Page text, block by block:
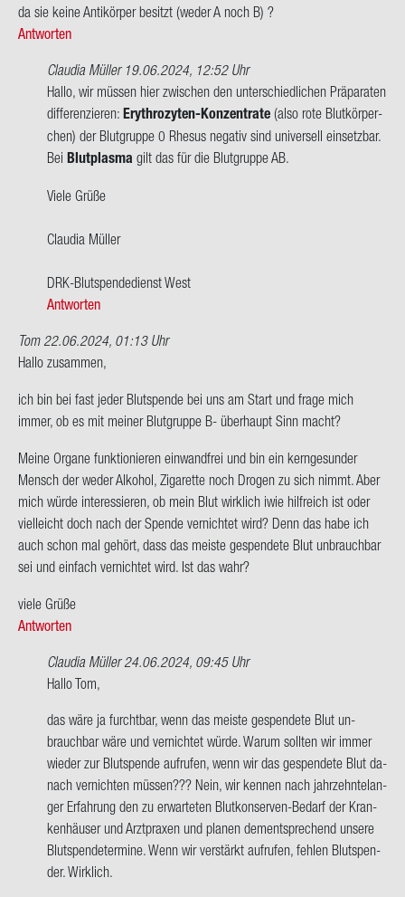
da sie keine An­ti­kör­per be­sitzt (weder A noch B) ?
Antworten
Claudia Müller19.06.2024, 12:52 Uhr
Ant­
wort
auf
Hallo,
dach­
immer
von
W.
Hallo, wir müs­sen hier zwi­schen den un­ter­schied­li­chen Prä­pa­ra­ten
dif­fe­ren­zie­ren: Erythrozyten-​Konzentrate (also rote Blut­kör­per­
chen) der Blut­grup­pe 0 Rhe­sus ne­ga­tiv sind uni­ver­sell ein­setz­bar.
Bei Blut­plas­ma gilt das für die Blut­grup­pe AB.
Viele Grüße
Clau­dia Mül­ler
DRK-​Blutspendedienst West
Antworten
Tom22.06.2024, 01:13 Uhr
Hallo zu­sam­men,
ich bin bei fast jeder Blut­spen­de bei uns am Start und frage mich
immer, ob es mit mei­ner Blut­grup­pe B- über­haupt Sinn macht?
Meine Or­ga­ne funk­tio­nie­ren ein­wand­frei und bin ein kern­ge­sun­der
Mensch der weder Al­ko­hol, Zi­ga­ret­te noch Dro­gen zu sich nimmt. Aber
mich würde in­ter­es­sie­ren, ob mein Blut wirk­lich iwie hilf­reich ist oder
viel­leicht doch nach der Spen­de ver­nich­tet wird? Denn das habe ich
auch schon mal ge­hört, dass das meis­te ge­spen­de­te Blut un­brauch­bar
sei und ein­fach ver­nich­tet wird. Ist das wahr?
viele Grüße
Antworten
Claudia Müller24.06.2024, 09:45 Uhr
Ant­
auf
Hallo
zu­
sam­
men,
ich
bin
bei…
Hallo Tom,
das wäre ja furcht­bar, wenn das meis­te ge­spen­de­te Blut un­
brauch­bar wäre und ver­nich­tet würde. Warum soll­ten wir immer
wie­der zur Blut­spen­de auf­ru­fen, wenn wir das ge­spen­de­te Blut da­
nach ver­nich­ten müs­sen??? Nein, wir ken­nen nach jahr­zehn­te­lan­
ger Er­fah­rung den zu er­war­te­ten Blutkonserven-​Bedarf der Kran­
ken­häu­ser und Arzt­pra­xen und pla­nen dem­entspre­chend un­se­re
Blut­spen­de­ter­mi­ne. Wenn wir ver­stärkt auf­ru­fen, feh­len Blut­spen­
der. Wirk­lich.